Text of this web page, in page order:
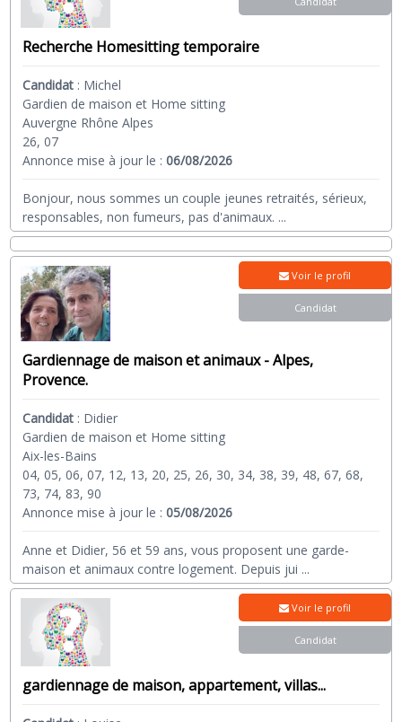
Recherche Homesitting temporaire
Candidat : Michel
Gardien de maison et Home sitting
Auvergne Rhône Alpes
26, 07
Annonce mise à jour le :06/08/2026
Bonjour, nous sommes un couple jeunes retraités, sérieux,
responsables, non fumeurs, pas d'animaux. ...
Gardiennage de maison et animaux - Alpes,
Provence.
Candidat : Didier
Gardien de maison et Home sitting
Aix-les-Bains
04, 05, 06, 07, 12, 13, 20, 25, 26, 30, 34, 38, 39, 48, 67, 68,
73, 74, 83, 90
Annonce mise à jour le :05/08/2026
Anne et Didier, 56 et 59 ans, vous proposent une garde-
maison et animaux contre logement. Depuis jui ...
Voir le profil
Candidat
gardiennage de maison, appartement, villas...
Voir le profil
Candidat